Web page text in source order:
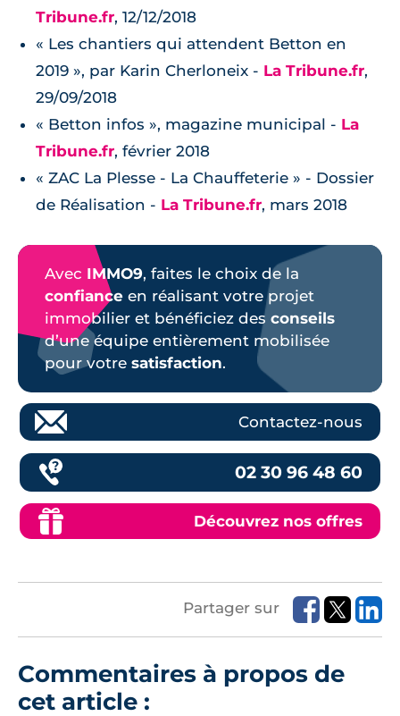
Tribune.fr, 12/12/2018
« Les chantiers qui attendent Betton en
2019 », par Karin Cherloneix - La Tribune.fr,
29/09/2018
« Betton infos », magazine municipal - La
Tribune.fr, février 2018
« ZAC La Plesse - La Chauffeterie » - Dossier
de Réalisation - La Tribune.fr, mars 2018
Avec IMMO9, faites le choix de la
confiance en réalisant votre projet
immobilier et bénéficiez des conseils
d’une équipe entièrement mobilisée
pour votre satisfaction.
Contactez-nous
02 30 96 48 60
Découvrez nos offres
Partager sur
Commentaires à propos de
cet article :